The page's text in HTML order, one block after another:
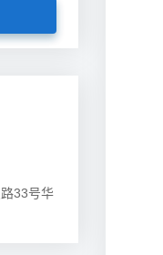
33号华